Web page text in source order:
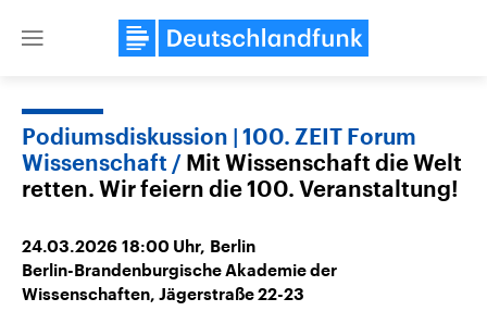
Close
Themen
Podiumsdiskussion | 100. ZEIT Forum
Wissenschaft
Mit Wissenschaft die Welt
retten. Wir feiern die 100. Veranstaltung!
24.03.2026 18:00 Uhr, Berlin
Berlin-Brandenburgische Akademie der
Wissenschaften, Jägerstraße 22-23